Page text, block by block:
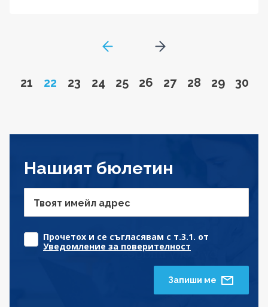
GoToPreviousPage
Go to page
21 Page
22 Go to page
23 Go to page
24 Go to page
25 Go to page
26 Go to page
27 Go to page
28 Go to
29 Go
30
Go to next page
Нашият бюлетин
Твоят имейл адрес
Прочетох и се съгласявам с т.3.1. от
Уведомление за поверителност
Запиши ме